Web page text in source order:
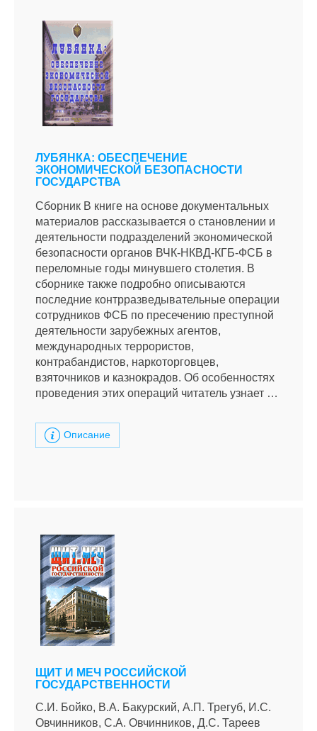
ЛУБЯНКА: ОБЕСПЕЧЕНИЕ
ЭКОНОМИЧЕСКОЙ БЕЗОПАСНОСТИ
ГОСУДАРСТВА
Сборник В книге на основе документальных
материалов рассказывается о становлении и
деятельности подразделений экономической
безопасности органов ВЧК-НКВД-КГБ-ФСБ в
переломные годы минувшего столетия. В
сборнике также подробно описываются
последние контрразведывательные операции
сотрудников ФСБ по пресечению преступной
деятельности зарубежных агентов,
международных террористов,
контрабандистов, наркоторговцев,
взяточников и казнокрадов. Об особенностях
проведения этих операций читатель узнает …
Описание
ЩИТ И МЕЧ РОССИЙСКОЙ
ГОСУДАРСТВЕННОСТИ
С.И. Бойко, В.А. Бакурский, А.П. Трегуб, И.С.
Овчинников, С.А. Овчинников, Д.С. Тареев